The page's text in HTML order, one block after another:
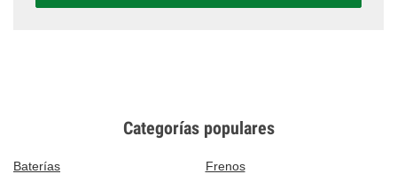
Categorías populares
Baterías
Frenos